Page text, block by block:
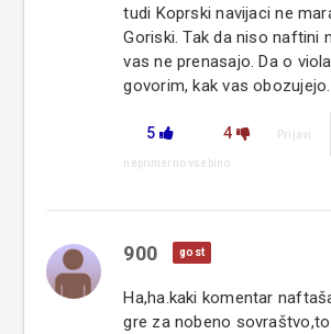
tudi Koprski navijaci ne
Goriski. Tak da niso naftini
vas ne prenasajo. Da o
govorim, kak vas obozujejo.
5 4 Prijavi
neprimerno vsebino
900 gost
Ha,ha.kaki komentar
gre za nobeno